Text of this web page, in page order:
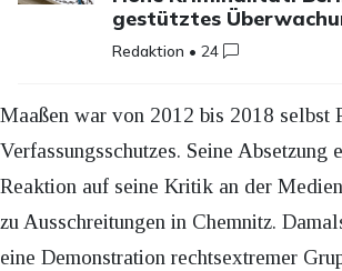
gestütztes
Redaktion •24
Maaßen war von 2012 bis 2018 selbst
Verfassungsschutzes. Seine Absetzung
Reaktion auf seine Kritik an der
zu Ausschreitungen in Chemnitz.
eine Demonstration rechtsextremer